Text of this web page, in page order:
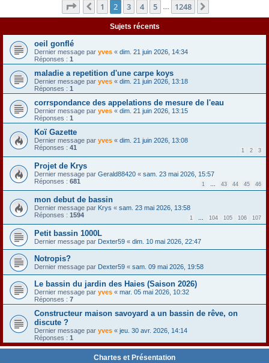
Page sur1248
Précédente
1 2 3 4 5 1248
Sujets récents
oeil gonflé
Dernier message par yves « dim. 21 juin 2026, 14:34
Réponses : 1
maladie a repetition d'une carpe koys
Dernier message par yves « dim. 21 juin 2026, 13:18
Réponses : 1
corrspondance des appelations de mesure de l'eau
Dernier message par yves « dim. 21 juin 2026, 13:15
Réponses : 1
Koï Gazette
Dernier message par yves « dim. 21 juin 2026, 13:08
Réponses : 41 1 2 3
Projet de Krys
Dernier message par Gerald88420 « sam. 23 mai 2026, 15:57
Réponses : 681 1 … 43 44 45 46
mon debut de bassin
Dernier message par Krys « sam. 23 mai 2026, 13:58
Réponses : 1594 1 … 104 105 106 107
Petit bassin 1000L
Dernier message par Dexter59 « dim. 10 mai 2026, 22:47
Notropis?
Dernier message par Dexter59 « sam. 09 mai 2026, 19:58
Le bassin du jardin des Haies (Saison 2026)
Dernier message par yves « mar. 05 mai 2026, 10:32
Réponses : 7
Constructeur maison savoyard a un bassin de rêve, on
discute ?
Dernier message par yves « jeu. 30 avr. 2026, 14:14
Réponses : 1
Chartes et Présentation